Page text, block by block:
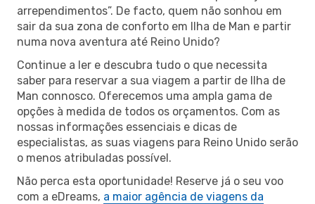
arrependimentos”. De facto, quem não sonhou em
sair da sua zona de conforto em Ilha de Man e partir
numa nova aventura até Reino Unido?
Continue a ler e descubra tudo o que necessita
saber para reservar a sua viagem a partir de Ilha de
Man connosco. Oferecemos uma ampla gama de
opções à medida de todos os orçamentos. Com as
nossas informações essenciais e dicas de
especialistas, as suas viagens para Reino Unido serão
o menos atribuladas possível.
Não perca esta oportunidade! Reserve já o seu voo
com a eDreams, a maior agência de viagens da